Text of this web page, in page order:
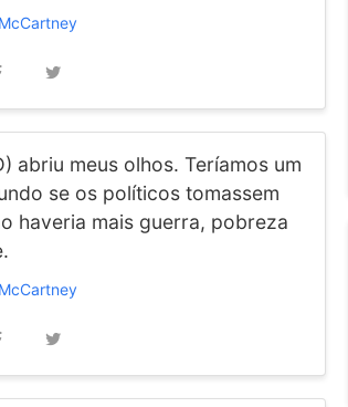
abriu meus olhos. Teríamos um
se os políticos tomassem
haveria mais guerra, pobreza